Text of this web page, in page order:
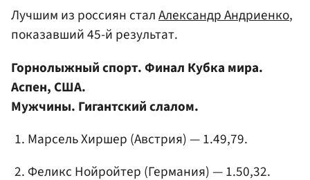
Лучшим из россиян сталАлександр Андриенко,
показавший 45-й результат.
Горнолыжный спорт. Финал Кубка мира.
Аспен, США.
Мужчины. Гигантский слалом.
Марсель Хиршер (Австрия) — 1.49,79.
Феликс Нойройтер (Германия) — 1.50,32.